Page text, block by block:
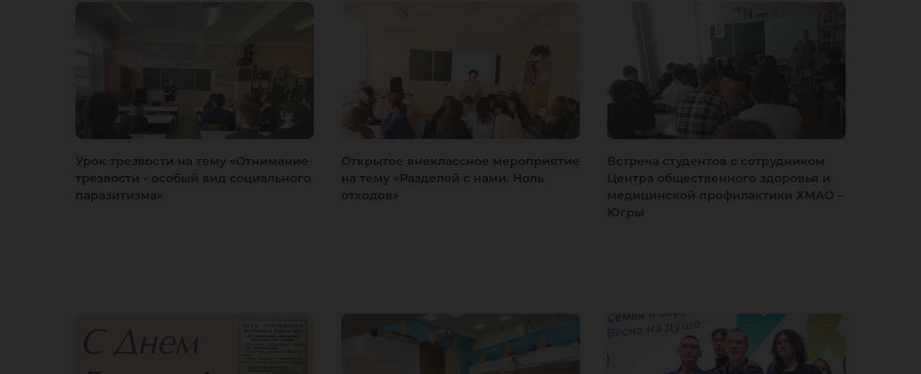
Урок трезвости на тему «Отнимание
трезвости - особый вид социального
паразитизма»
Открытое внеклассное мероприятие
на тему «Разделяй с нами. Ноль
отходов»
Встреча студентов с сотрудником
Центра общественного здоровья и
медицинской профилактики ХМАО –
Югры